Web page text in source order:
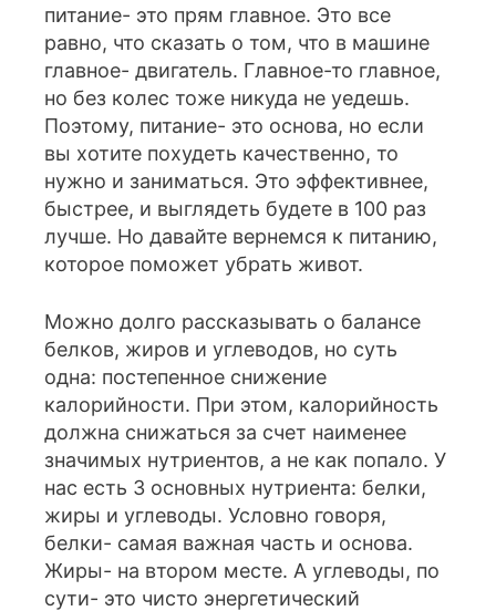
питание- это прям главное. Это все
равно, что сказать о том, что в машине
главное- двигатель. Главное-то главное,
но без колес тоже никуда не уедешь.
Поэтому, питание- это основа, но если
вы хотите похудеть качественно, то
нужно и заниматься. Это эффективнее,
быстрее, и выглядеть будете в 100 раз
лучше. Но давайте вернемся к питанию,
которое поможет убрать живот.
Можно долго рассказывать о балансе
белков, жиров и углеводов, но суть
одна: постепенное снижение
калорийности. При этом, калорийность
должна снижаться за счет наименее
значимых нутриентов, а не как попало. У
нас есть 3 основных нутриента: белки,
жиры и углеводы. Условно говоря,
белки- самая важная часть и основа.
Жиры- на втором месте. А углеводы, по
сути- это чисто энергетический